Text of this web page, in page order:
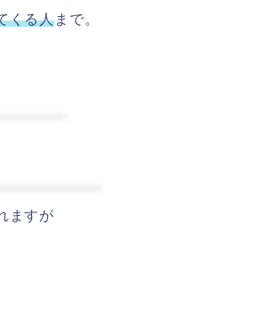
くる人まで。
ますが